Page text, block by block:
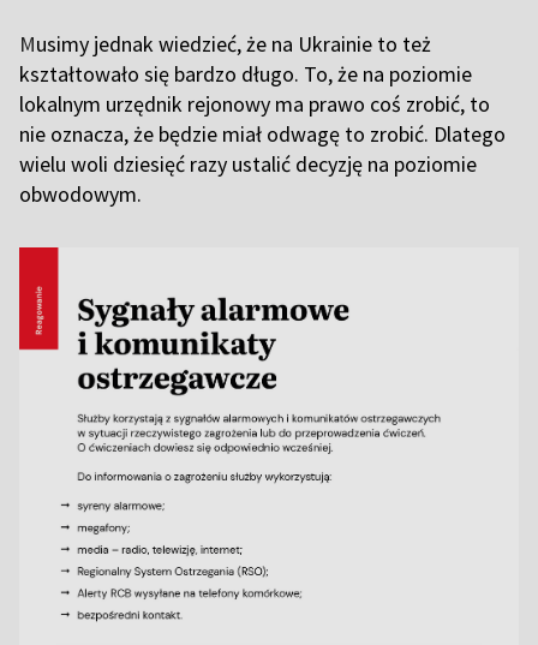
Musimy jednak wiedzieć, że na Ukrainie to też
kształtowało się bardzo długo. To, że na poziomie
lokalnym urzędnik rejonowy ma prawo coś zrobić, to
nie oznacza, że będzie miał odwagę to zrobić. Dlatego
wielu woli dziesięć razy ustalić decyzję na poziomie
obwodowym.